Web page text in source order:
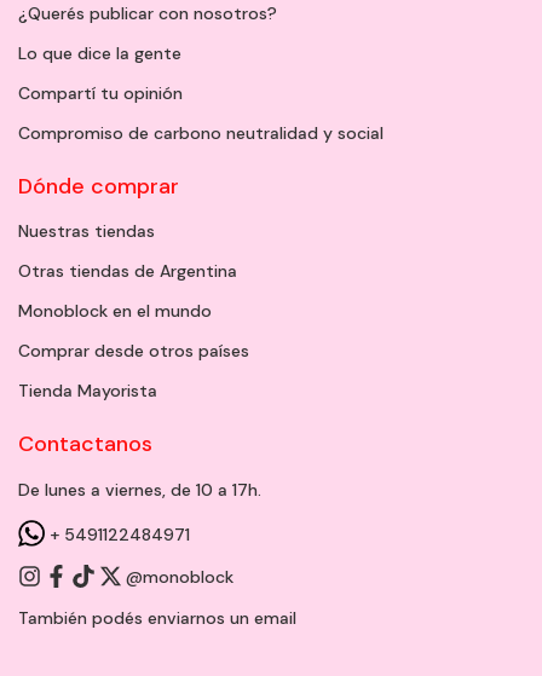
¿Querés publicar con nosotros?
Lo que dice la gente
Compartí tu opinión
Compromiso de carbono neutralidad y social
Dónde comprar
Nuestras tiendas
Otras tiendas de Argentina
Monoblock en el mundo
Comprar desde otros países
Tienda Mayorista
Contactanos
De lunes a viernes, de 10 a 17h.
+ 5491122484971
@monoblock
También podés enviarnos un email